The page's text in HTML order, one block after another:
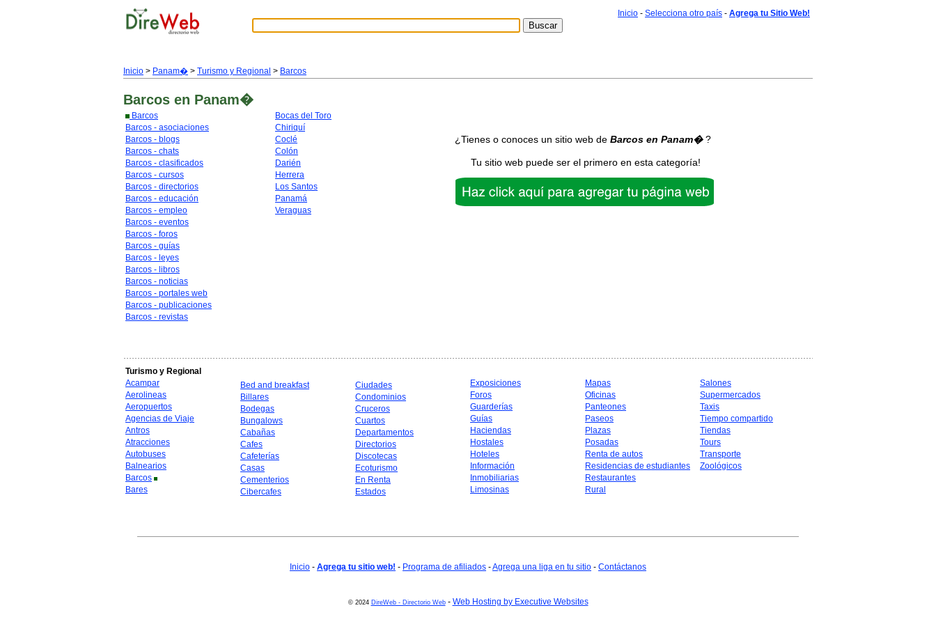
Inicio - Selecciona otro país - Agrega tu Sitio Web!
Inicio > Panam� > Turismo y Regional > Barcos
Barcos en Panam�
Barcos
Barcos - asociaciones
Barcos - blogs
Barcos - chats
Barcos - clasificados
Barcos - cursos
Barcos - directorios
Barcos - educación
Barcos - empleo
Barcos - eventos
Barcos - foros
Barcos - guías
Barcos - leyes
Barcos - libros
Barcos - noticias
Barcos - portales web
Barcos - publicaciones
Barcos - revistas
Bocas del Toro
Chiriquí
Coclé
Colón
Darién
Herrera
Los Santos
Panamá
Veraguas
¿Tienes o conoces un sitio web de Barcos en Panam�?
Tu sitio web puede ser el primero en esta categoría!
Turismo y Regional
Acampar
Aerolineas
Aeropuertos
Agencias de Viaje
Antros
Atracciones
Autobuses
Balnearios
Barcos
Bares
Bed and breakfast
Billares
Bodegas
Bungalows
Cabañas
Cafes
Cafeterías
Casas
Cementerios
Cibercafes
Ciudades
Condominios
Cruceros
Cuartos
Departamentos
Directorios
Discotecas
Ecoturismo
En Renta
Estados
Exposiciones
Foros
Guarderías
Guías
Haciendas
Hostales
Hoteles
Información
Inmobiliarias
Limosinas
Mapas
Oficinas
Panteones
Paseos
Plazas
Posadas
Renta de autos
Residencias de estudiantes
Restaurantes
Rural
Salones
Supermercados
Taxis
Tiempo compartido
Tiendas
Tours
Transporte
Zoológicos
Inicio - Agrega tu sitio web! - Programa de afiliados -Agrega una liga en tu sitio - Contáctanos
© 2024 DireWeb - Directorio Web- Web Hosting by Executive Websites